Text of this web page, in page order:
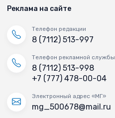
Реклама на сайте
Телефон редакции
8 (7112) 513-997
Телефон рекламной службы
8 (7112) 513-998
+7 (777) 478-00-04
Электронный адрес «МГ»
mg_500678@mail.ru